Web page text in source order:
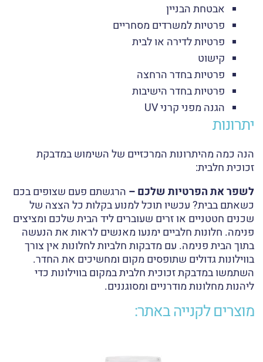
אבטחת הבניין
פרטיות למשרדים מסחריים
פרטיות לדירה או לבית
קישוט
פרטיות בחדר הרחצה
פרטיות בחדר הישיבות
הגנה מפני קרני UV
יתרונות
הנה כמה מהיתרונות המרכזיים של השימוש במדבקת
זכוכית חלבית:
לשפר את הפרטיות שלכם – הרגשתם פעם שצופים בכם
כשאתם בבית? עכשיו תוכל למנוע בקלות כל הצצה של
שכנים חטטניים או זרים שעוברים ליד הבית שלכם ומציצים
פנימה. חלונות חלביים ימנעו מאנשים לראות את הנעשה
בתוך הבית פנימה. עם מדבקות חלביות לחלונות אין צורך
בווילונות גדולים שתופסים מקום ומחשיכים את החדר.
השתמשו במדבקת זכוכית חלבית במקום בווילונות כדי
ליהנות מחלונות מודרניים ומסוגננים.
מוצרים לקנייה באתר: